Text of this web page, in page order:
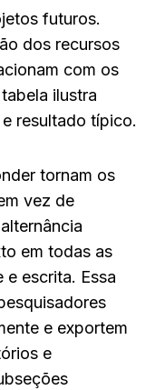
futuros.
dos recursos
com os
ilustra
resultado típico.
tornam os
vez de
em todas as
e escrita. Essa
e exportem
e